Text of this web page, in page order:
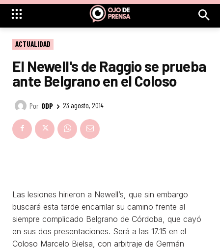
ACTUALIDAD
El Newell's de Raggio se prueba
ante Belgrano en el Coloso
Por ODP 23 agosto, 2014
Las lesiones hirieron a Newell’s, que sin embargo
buscará esta tarde encarrilar su camino frente al
siempre complicado Belgrano de Córdoba, que cayó
en sus dos presentaciones. Será a las 17.15 en el
Coloso Marcelo Bielsa, con arbitraje de Germán